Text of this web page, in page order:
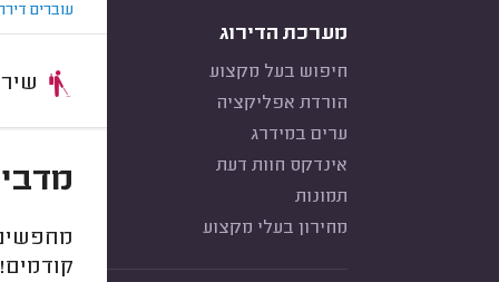
מערכת הדירוג
חיפוש בעל מקצוע
הורדת אפליקציה
ערים במידרג
אינדקס חוות דעת
תמונות
מחירון בעלי מקצוע
עוברים